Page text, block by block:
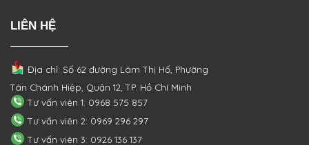
LIÊN HỆ
Địa chỉ: Số 62 đường Lâm Thị Hố, Phường
Tân Chánh Hiệp, Quận 12, TP. Hồ Chí Minh
Tư vấn viên 1: 0968 575 857
Tư vấn viên 2: 0969 296 297
Tư vấn viên 3: 0926 136 137